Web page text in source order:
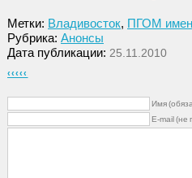
Метки: Владивосток, ПГОМ
Рубрика: Анонсы
Дата публикации: 25.11.2010
‹‹‹‹‹
Имя
E-mail (не